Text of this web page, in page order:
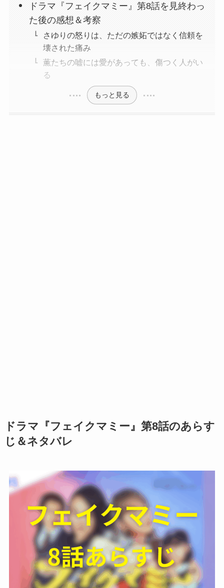
ドラマ『フェイクマミー』第8話を見終わっ
た後の感想＆考察
さゆりの怒りは、ただの嫉妬ではなく信頼を
壊された痛み
薫たちの嘘には愛があっても、傷つく人がい
る
もっと見る
ドラマ『フェイクマミー』第8話のあらす
じ＆ネタバレ